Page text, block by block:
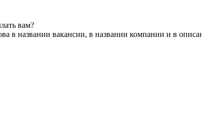
вам?
в названии вакансии, в названии компании и в